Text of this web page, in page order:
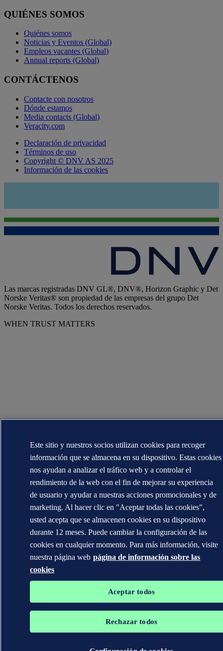
QUIÉNES SOMOS
Quiénes somos
Noticias y Eventos (Global)
Empleos vacantes (Global)
Annual reports (Global)
CONTÁCTENOS
Contacte con nosotros
Dónde estamos
Media contacts (Global)
Veracity.com
Declaración de privacidad
Términos de uso
Copyright © DNV AS 2025
Información de las cookies
Las marcas registradas DNV GL®, DNV®, Horizon Graphic y Det
Norske Veritas® son propiedad de las empresas del grupo Det
Norske Veritas. Todos los derechos reservados.
WHEN TRUST MATTERS
Este sitio y nuestros socios utilizan cookies para recoger
información que se almacena en su dispositivo. Estas cookies
nos ayudan a analizar el tráfico web y a controlar el
rendimiento de la web con el fin de mejorar su experiencia
de usuario y ayudar a nuestras acciones promocionales y de
marketing. Al hacer clic en "Aceptar todas las cookies",
usted acepta que se almacenen cookies en su dispositivo
durante 12 meses. Puede cambiar la configuración de las
cookies en cualquier momento. Para más información, visite
nuestra página web página de información sobre las
cookies
Aceptar todos
Rechazar todos